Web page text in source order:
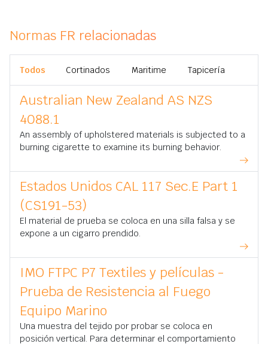
Normas FR relacionadas
Todos Cortinados Maritime Tapicería
Australian New Zealand AS NZS
4088.1
An assembly of upholstered materials is subjected to a
burning cigarette to examine its burning behavior.
Estados Unidos CAL 117 Sec.E Part 1
(CS191-53)
El material de prueba se coloca en una silla falsa y se
expone a un cigarro prendido.
IMO FTPC P7 Textiles y películas -
Prueba de Resistencia al Fuego
Equipo Marino
Una muestra del tejido por probar se coloca en
posición vertical. Para determinar el comportamiento